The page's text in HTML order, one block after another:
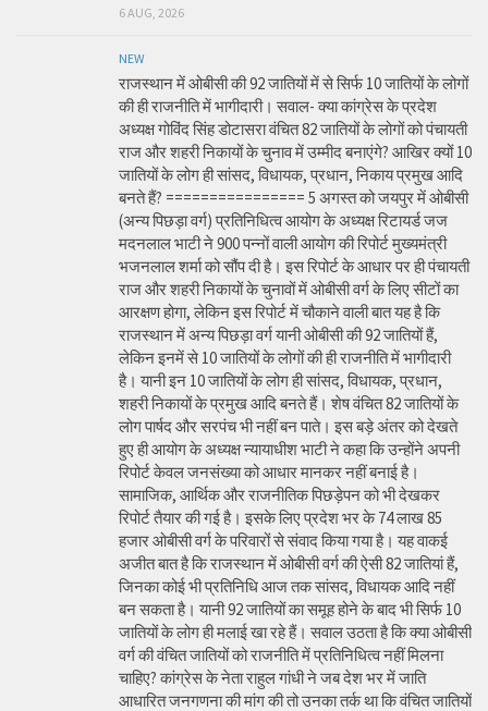
6 AUG, 2026
NEW
राजस्थान में ओबीसी की 92 जातियों में से सिर्फ 10 जातियों के लोगों
की ही राजनीति में भागीदारी। सवाल- क्या कांग्रेस के प्रदेश
अध्यक्ष गोविंद सिंह डोटासरा वंचित 82 जातियों के लोगों को पंचायती
राज और शहरी निकायों के चुनाव में उम्मीद बनाएंगे? आखिर क्यों 10
जातियों के लोग ही सांसद, विधायक, प्रधान, निकाय प्रमुख आदि
बनते हैं? ================ 5 अगस्त को जयपुर में ओबीसी
(अन्य पिछड़ा वर्ग) प्रतिनिधित्व आयोग के अध्यक्ष रिटायर्ड जज
मदनलाल भाटी ने 900 पन्नों वाली आयोग की रिपोर्ट मुख्यमंत्री
भजनलाल शर्मा को सौंप दी है। इस रिपोर्ट के आधार पर ही पंचायती
राज और शहरी निकायों के चुनावों में ओबीसी वर्ग के लिए सीटों का
आरक्षण होगा, लेकिन इस रिपोर्ट में चौकाने वाली बात यह है कि
राजस्थान में अन्य पिछड़ा वर्ग यानी ओबीसी की 92 जातियों हैं,
लेकिन इनमें से 10 जातियों के लोगों की ही राजनीति में भागीदारी
है। यानी इन 10 जातियों के लोग ही सांसद, विधायक, प्रधान,
शहरी निकायों के प्रमुख आदि बनते हैं। शेष वंचित 82 जातियों के
लोग पार्षद और सरपंच भी नहीं बन पाते। इस बड़े अंतर को देखते
हुए ही आयोग के अध्यक्ष न्यायाधीश भाटी ने कहा कि उन्होंने अपनी
रिपोर्ट केवल जनसंख्या को आधार मानकर नहीं बनाई है।
सामाजिक, आर्थिक और राजनीतिक पिछड़ेपन को भी देखकर
रिपोर्ट तैयार की गई है। इसके लिए प्रदेश भर के 74 लाख 85
हजार ओबीसी वर्ग के परिवारों से संवाद किया गया है। यह वाकई
अजीत बात है कि राजस्थान में ओबीसी वर्ग की ऐसी 82 जातियां हैं,
जिनका कोई भी प्रतिनिधि आज तक सांसद, विधायक आदि नहीं
बन सकता है। यानी 92 जातियों का समूह होने के बाद भी सिर्फ 10
जातियों के लोग ही मलाई खा रहे हैं। सवाल उठता है कि क्या ओबीसी
वर्ग की वंचित जातियों को राजनीति में प्रतिनिधित्व नहीं मिलना
चाहिए? कांग्रेस के नेता राहुल गांधी ने जब देश भर में जाति
आधारित जनगणना की मांग की तो उनका तर्क था कि वंचित जातियों